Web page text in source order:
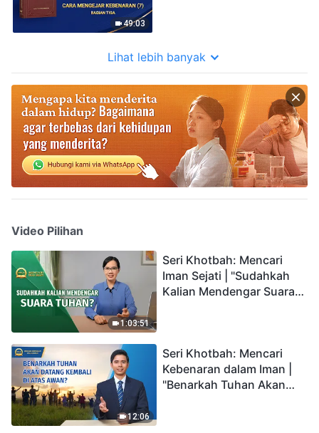
49:03
Lihat lebih banyak
Video Pilihan
1:03:51
Seri Khotbah: Mencari
Iman Sejati | "Sudahkah
Kalian Mendengar Suara
12:06
Seri Khotbah: Mencari
Kebenaran dalam Iman |
"Benarkah Tuhan Akan